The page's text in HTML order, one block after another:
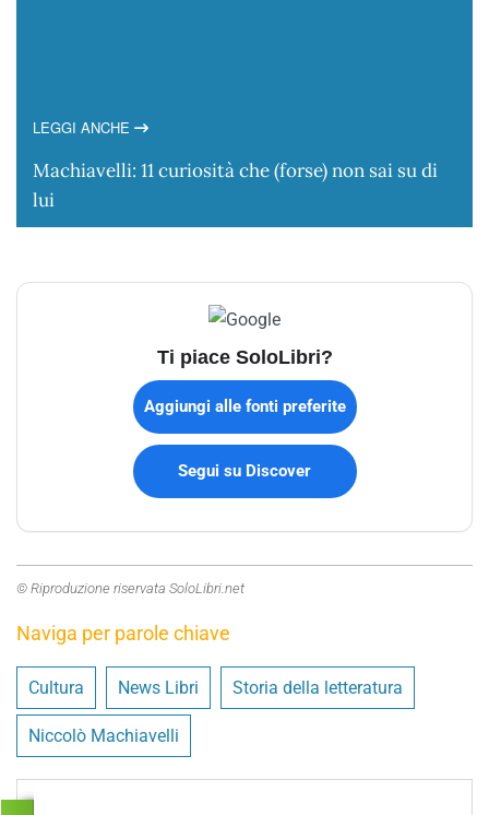
LEGGI ANCHE
Machiavelli: 11 curiosità che (forse) non sai su di
lui
Ti piace SoloLibri?
Aggiungi alle fonti preferite
Segui su Discover
© Riproduzione riservata SoloLibri.net
Naviga per parole chiave
Cultura News Libri Storia della letteratura
Niccolò Machiavelli